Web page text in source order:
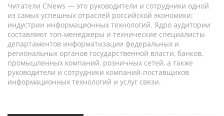
Читатели CNews — это руководители и сотрудники одной
из самых успешных отраслей российской экономики:
индустрии информационных технологий. Ядро аудитории
составляют топ-менеджеры и технические специалисты
департаментов информатизации федеральных и
региональных органов государственной власти, банков,
промышленных компаний, розничных сетей, а также
руководители и сотрудники компаний-поставщиков
информационных технологий и услуг связи.